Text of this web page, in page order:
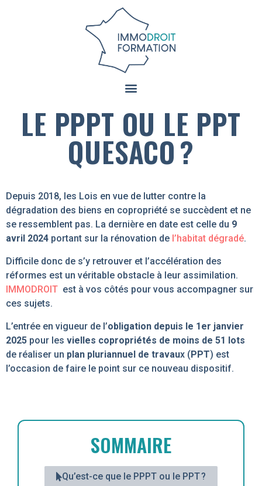
LE PPPT OU LE PPT
QUESACO ?
Depuis 2018, les Lois en vue de lutter contre la
dégradation des biens en copropriété se succèdent et ne
se ressemblent pas. La dernière en date est celle du 9
avril 2024 portant sur la rénovation de l’habitat dégradé.
Difficile donc de s’y retrouver et l’accélération des
réformes est un véritable obstacle à leur assimilation.
IMMODROIT est à vos côtés pour vous accompagner sur
ces sujets.
L’entrée en vigueur de l’obligation depuis le 1er janvier
2025 pour les vielles copropriétés de moins de 51 lots
de réaliser un plan pluriannuel de travaux (PPT) est
l’occasion de faire le point sur ce nouveau dispositif.
SOMMAIRE
Qu’est-ce que le PPPT ou le PPT ?